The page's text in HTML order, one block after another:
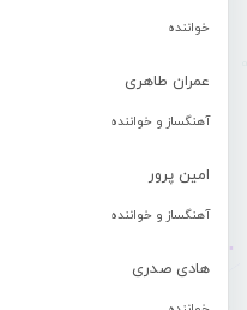
خواننده
عمران طاهری
آهنگساز و خواننده
امین پرور
آهنگساز و خواننده
هادی صدری